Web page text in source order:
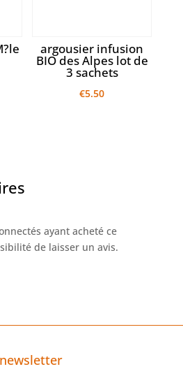
argousier infusion
BIO des Alpes lot de
3 sachets
€5.50
ayant acheté ce
de laisser un avis.